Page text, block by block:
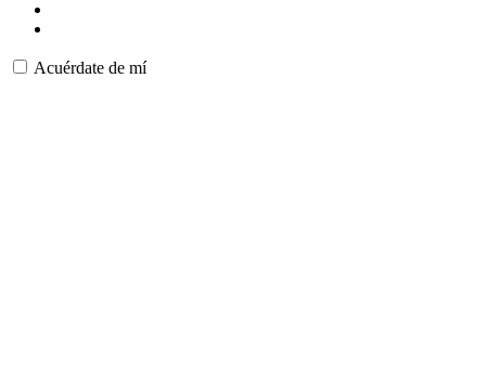
Acuérdate de mí